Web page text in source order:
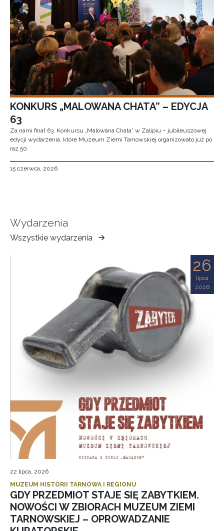
KONKURS „MALOWANA CHATA” – EDYCJA
63
Za nami finał 63. Konkursu „Malowana Chata” w Zalipiu – jubileuszowej
edycji wydarzenia, które Muzeum Ziemi Tarnowskiej organizowało już po
raz 50.
15 czerwca, 2026
Wydarzenia
Wszystkie wydarzenia
Muzeum
Ziemi
26
lipca
2026
22 lipca, 2026
MUZEUM HISTORII TARNOWA I REGIONU
GDY PRZEDMIOT STAJE SIĘ ZABYTKIEM.
NOWOŚCI W ZBIORACH MUZEUM ZIEMI
TARNOWSKIEJ – OPROWADZANIE